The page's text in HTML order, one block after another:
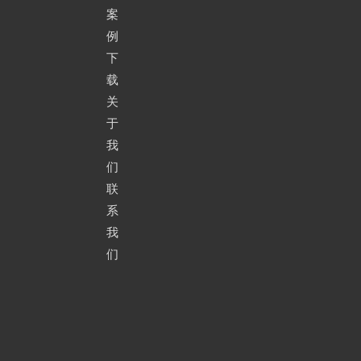
更多安徽华中机械生产制造设备请点击查看
四，安徽华中机械设备制造采用的配件
安徽华中机械多年来销售业绩稳定，和原料以及配件供应商有长期
稳定合作，拿货价格低。公司位于国家火炬粮食机械特色产业基
地，基地内粮机制造上下游产业链完整，原材料，半成品优先拿
货，拿货成本低。同时，在设备生产时，公司一直坚持和大品牌合
作，使用的配件均为经过市场合作长期筛选后的优质品牌的产品。
移动式液压补仓伸缩皮带输送机
案
例
下
载
关
于
我
们
联
系
我
们